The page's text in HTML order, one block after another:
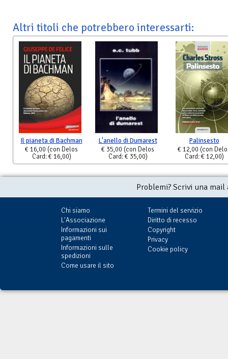
Altri titoli che potrebbero interessarti:
Il pianeta di Bachman
€ 16,00 (con Delos
Card: € 16,00)
L'anello di Dumarest
€ 35,00 (con Delos
Card: € 35,00)
Palinsesto
€ 12,00 (con
Card: € 12,00)
Problemi? Scrivi una
Chi siamo
L'Associazione
Informazioni sui
pagamenti
Informazioni sulle
spedizioni
Come usare il sito
Termini del servizio
Diritto di recesso
Copyright
Privacy
Cookie policy